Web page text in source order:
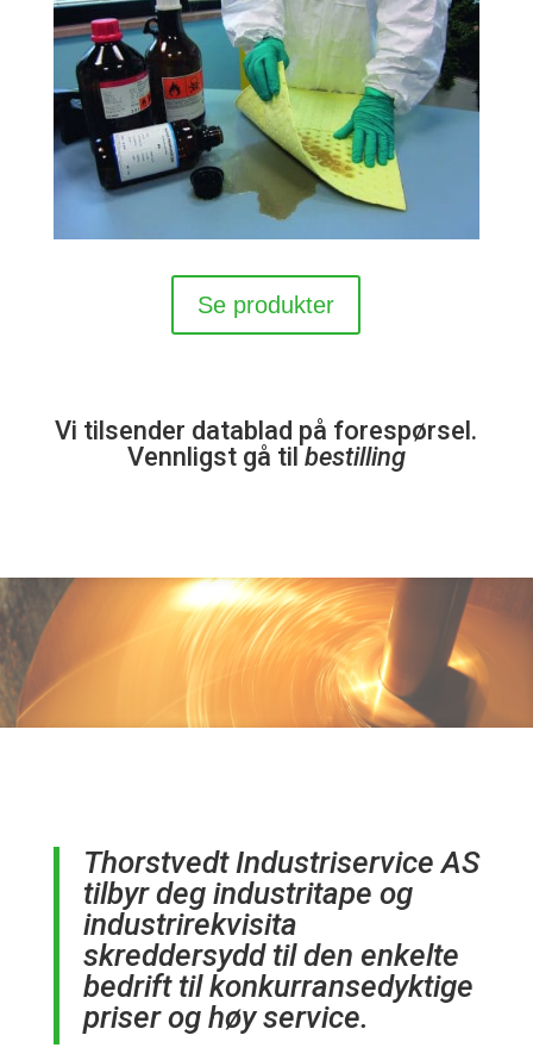
Se produkter
Vi tilsender datablad på forespørsel.
Vennligst gå til bestilling
Thorstvedt Industriservice AS
tilbyr deg industritape og
industrirekvisita
skreddersydd til den enkelte
bedrift til konkurransedyktige
priser og høy service.